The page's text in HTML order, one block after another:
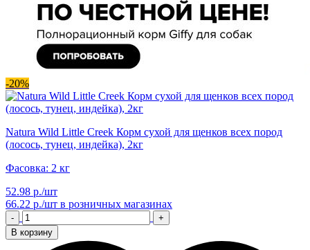
-20%
Natura Wild Little Creek Корм сухой для щенков всех пород
(лосось, тунец, индейка), 2кг
Фасовка: 2 кг
52.98 р./шт
66.22 р./шт в розничных магазинах
-
+
В корзину